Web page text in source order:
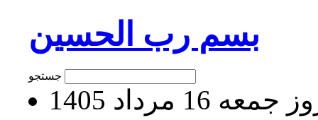
بسم رب الحسین
16 مرداد 1405